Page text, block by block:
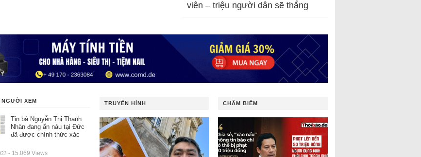
viên – triệu người dân sẽ thắng
NGƯỜI XEM
Tin bà Nguyễn Thị Thanh
Nhàn đang ẩn náu tại Đức
đã được chính thức xác
- 15.069 Views
TRUYỀN HÌNH CHÂM BIẾM